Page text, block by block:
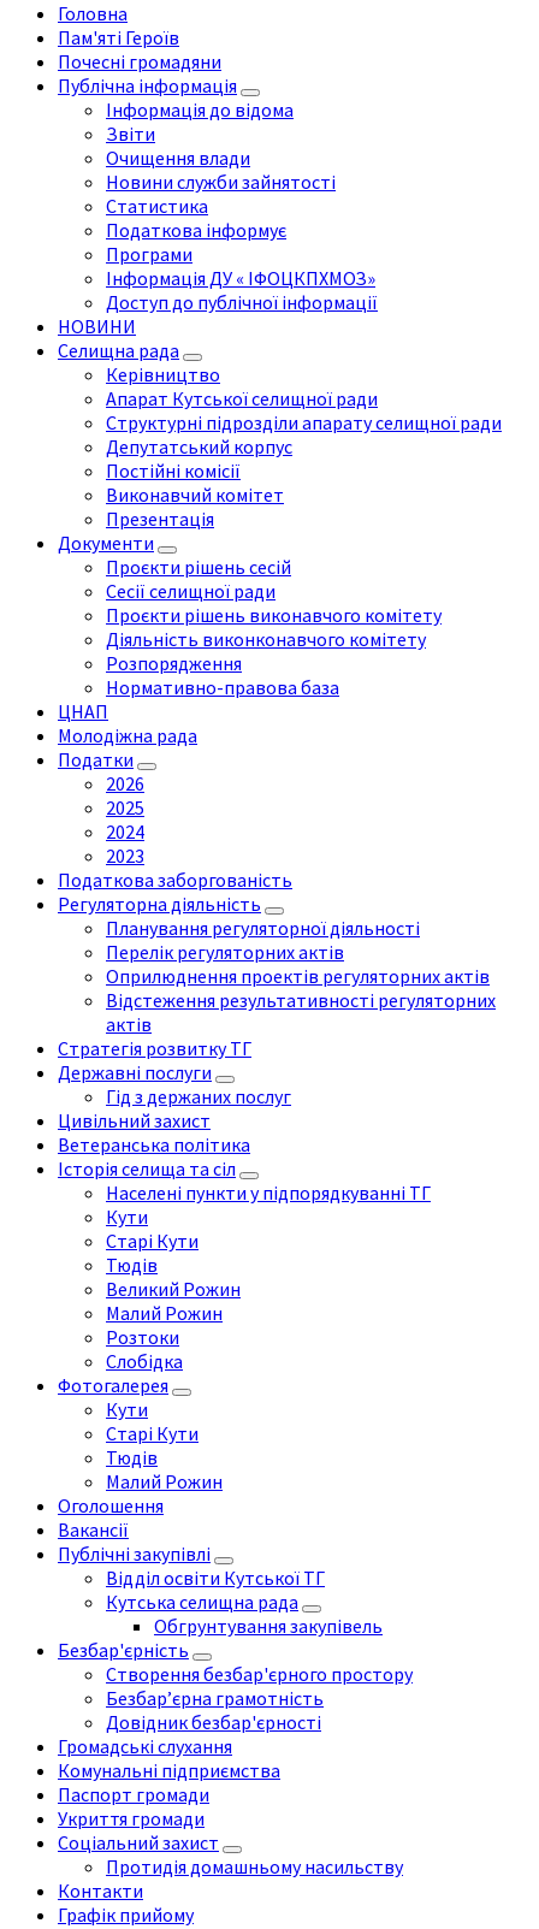
Головна
Пам'яті Героїв
Почесні громадяни
Публічна інформація
Інформація до відома
Звіти
Очищення влади
Новини служби зайнятості
Статистика
Податкова інформує
Програми
Інформація ДУ « ІФОЦКПХМОЗ»
Доступ до публічної інформації
НОВИНИ
Селищна рада
Керівництво
Апарат Кутської селищної ради
Структурні підрозділи апарату селищної ради
Депутатський корпус
Постійні комісії
Виконавчий комітет
Презентація
Документи
Проєкти рішень сесій
Сесії селищної ради
Проєкти рішень виконавчого комітету
Діяльність виконконавчого комітету
Розпорядження
Нормативно-правова база
ЦНАП
Молодіжна рада
Податки
2026
2025
2024
2023
Податкова заборгованість
Регуляторна діяльність
Планування регуляторної діяльності
Перелік регуляторних актів
Оприлюднення проектів регуляторних актів
Відстеження результативності регуляторних
актів
Стратегія розвитку ТГ
Державні послуги
Гід з держаних послуг
Цивільний захист
Ветеранська політика
Історія селища та сіл
Населені пункти у підпорядкуванні ТГ
Кути
Старі Кути
Тюдів
Великий Рожин
Малий Рожин
Розтоки
Слобідка
Фотогалерея
Кути
Старі Кути
Тюдів
Малий Рожин
Оголошення
Вакансії
Публічні закупівлі
Відділ освіти Кутської ТГ
Кутська селищна рада
Обгрунтування закупівель
Безбар'єрність
Створення безбар'єрного простору
Безбар’єрна грамотність
Довідник безбар'єрності
Громадські слухання
Комунальні підприємства
Паспорт громади
Укриття громади
Соціальний захист
Протидія домашньому насильству
Контакти
Графік прийому